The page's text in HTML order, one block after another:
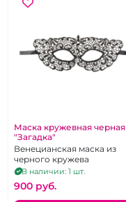
Маска кружевная черная
"Загадка"
Венецианская маска из
черного кружева
В наличии: 1 шт.
900 pуб.